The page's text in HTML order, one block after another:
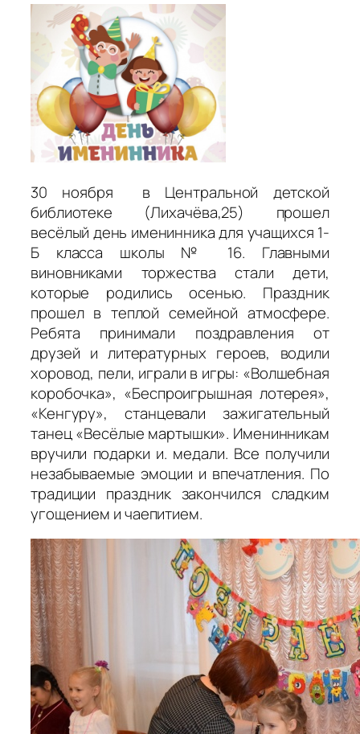
30 ноября в Центральной детской
библиотеке (Лихачёва,25) прошел
весёлый день именинника для учащихся 1-
Б класса школы № 16. Главными
виновниками торжества стали дети,
которые родились осенью. Праздник
прошел в теплой семейной атмосфере.
Ребята принимали поздравления от
друзей и литературных героев, водили
хоровод, пели, играли в игры: «Волшебная
коробочка», «Беспроигрышная лотерея»,
«Кенгуру», станцевали зажигательный
танец «Весёлые мартышки». Именинникам
вручили подарки и. медали. Все получили
незабываемые эмоции и впечатления. По
традиции праздник закончился сладким
угощением и чаепитием.